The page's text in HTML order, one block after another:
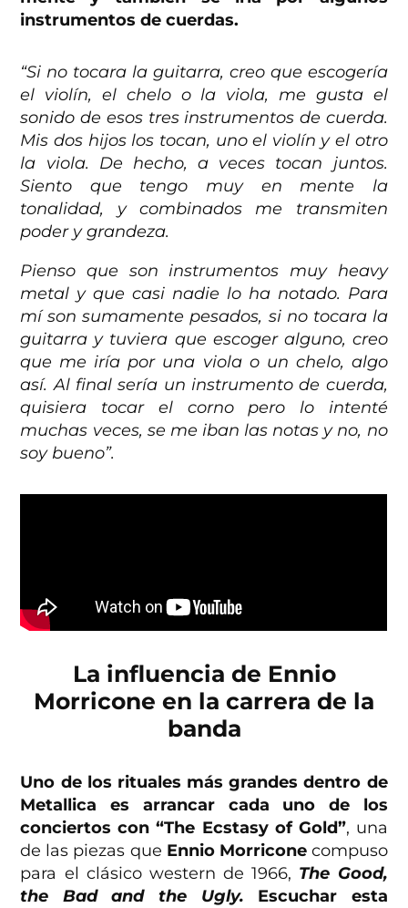
instrumentos de cuerdas.
“Si no tocara la guitarra, creo que escogería
el violín, el chelo o la viola, me gusta el
sonido de esos tres instrumentos de cuerda.
Mis dos hijos los tocan, uno el violín y el otro
la viola. De hecho, a veces tocan juntos.
Siento que tengo muy en mente la
tonalidad, y combinados me transmiten
poder y grandeza.
Pienso que son instrumentos muy heavy
metal y que casi nadie lo ha notado. Para
mí son sumamente pesados, si no tocara la
guitarra y tuviera que escoger alguno, creo
que me iría por una viola o un chelo, algo
así. Al final sería un instrumento de cuerda,
quisiera tocar el corno pero lo intenté
muchas veces, se me iban las notas y no, no
soy bueno”.
La influencia de Ennio
Morricone en la carrera de la
banda
Uno de los rituales más grandes dentro de
Metallica es arrancar cada uno de los
conciertos con “The Ecstasy of Gold”, una
de las piezas que Ennio Morriconecompuso
para el clásico western de 1966, The Good,
the Bad and the Ugly. Escuchar esta